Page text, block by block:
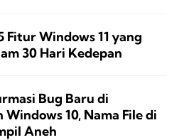
Fitur Windows 11 yang
30 Hari Kedepan
Bug Baru di
Windows 10, Nama File di
Aneh